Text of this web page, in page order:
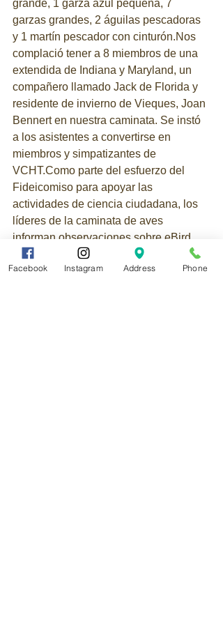
grande, 1 garza azul pequeña, 7
garzas grandes, 2 águilas pescadoras
y 1 martín pescador con cinturón.Nos
complació tener a 8 miembros de una
extendida de Indiana y Maryland, un
compañero llamado Jack de Florida y
residente de invierno de Vieques, Joan
Bennert en nuestra caminata. Se instó
a los asistentes a convertirse en
miembros y simpatizantes de
VCHT.Como parte del esfuerzo del
Fideicomiso para apoyar las
actividades de ciencia ciudadana, los
líderes de la caminata de aves
informan observaciones sobre eBird.
Instamos a todos a descargar la
aplicación eBird e informar sus
Facebook Instagram Address Phone